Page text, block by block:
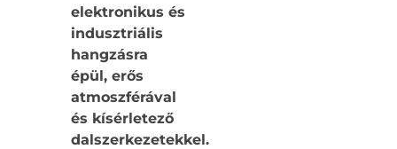
elektronikus és
indusztriális
hangzásra
épül, erős
atmoszférával
és kísérletező
dalszerkezetekkel.